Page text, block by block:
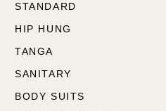
STANDARD
HIP HUNG
TANGA
SANITARY
BODY SUITS